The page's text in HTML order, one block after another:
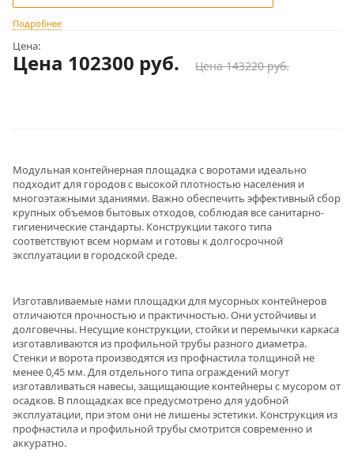
Подробнее
Цена:
Цена 102300 руб. Цена 143220 руб.
Модульная контейнерная площадка с воротами идеально
подходит для городов с высокой плотностью населения и
многоэтажными зданиями. Важно обеспечить эффективный сбор
крупных объемов бытовых отходов, соблюдая все санитарно-
гигиенические стандарты. Конструкции такого типа
соответствуют всем нормам и готовы к долгосрочной
эксплуатации в городской среде.
Изготавливаемые нами площадки для мусорных контейнеров
отличаются прочностью и практичностью. Они устойчивы и
долговечны. Несущие конструкции, стойки и перемычки каркаса
изготавливаются из профильной трубы разного диаметра.
Стенки и ворота производятся из профнастила толщиной не
менее 0,45 мм. Для отдельного типа ограждений могут
изготавливаться навесы, защищающие контейнеры с мусором от
осадков. В площадках все предусмотрено для удобной
эксплуатации, при этом они не лишены эстетики. Конструкция из
профнастила и профильной трубы смотрится современно и
аккуратно.